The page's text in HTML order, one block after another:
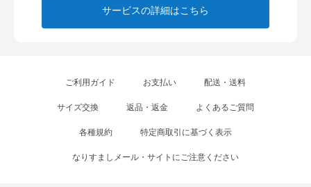
サービスの詳細はこちら
ご利用ガイド お支払い 配送・送料
サイズ交換 返品・返金 よくあるご質問
各種規約 特定商取引に基づく表示
なりすましメール・サイトにご注意ください